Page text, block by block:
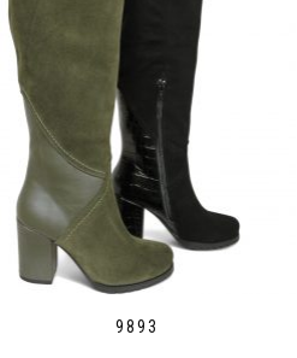
9893